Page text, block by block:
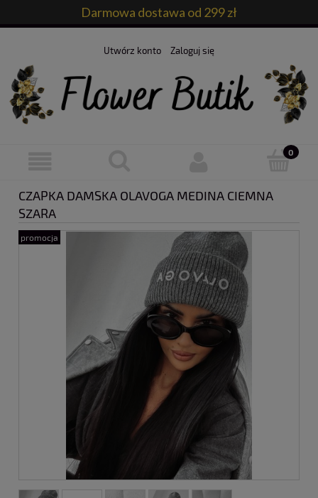
Darmowa dostawa od 299 zł
Utwórz konto Zaloguj się
CZAPKA DAMSKA OLAVOGA MEDINA CIEMNA
SZARA
promocja